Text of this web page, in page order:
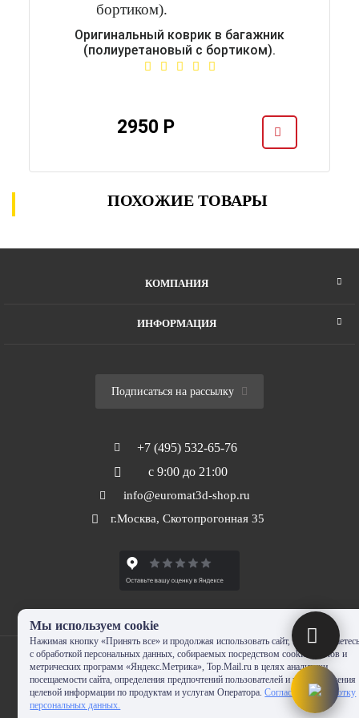
Оригинальный коврик в багажник
(полиуретановый с бортиком).
2950 Р
ПОХОЖИЕ ТОВАРЫ
КОМПАНИЯ
ИНФОРМАЦИЯ
Подписаться на рассылку
+7 (495) 532-65-76
с 9:00 до 21:00
info@euromat3d-shop.ru
г.Москва, Скотопрогонная 35
© 2010-2024 - EUROMAT|3D-SHOP.RU. Все права защищены. Копирование
Мы используем cookie
Нажимая кнопку «Принять все» и продолжая использовать сайт, Вы
с обработкой персональных данных, собираемых посредством cookie-файлов и
метрических программ «Яндекс.Метрика», Top.Mail.ru в целях аналитики
посещаемости сайта, определения предпочтений пользователей и предоставления
целевой информации по продуктам и услугам Оператора.Согласие на обработку
персональных данных.